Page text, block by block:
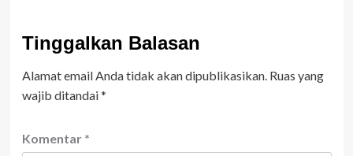
Tinggalkan Balasan
Alamat email Anda tidak akan dipublikasikan. Ruas yang
wajib ditandai*
Komentar *